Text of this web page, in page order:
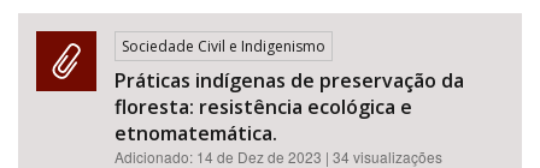
Sociedade Civil e Indigenismo
Práticas indígenas de preservação da
floresta: resistência ecológica e
etnomatemática.
Adicionado: 14 de Dez de 2023 | 34 visualizações